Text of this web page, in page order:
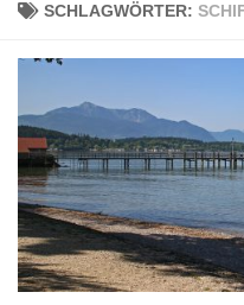
SCHLAGWÖRTER: